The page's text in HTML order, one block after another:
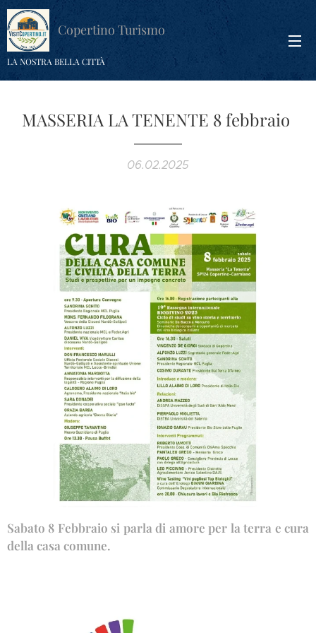
Copertino Turismo
LA NOSTRA BELLA CITTÀ
MASSERIA LA TENENTE 8 febbraio
06.02.2025
Sabato 8 Febbraio si parla di amore per la terra e cura
della casa comune.